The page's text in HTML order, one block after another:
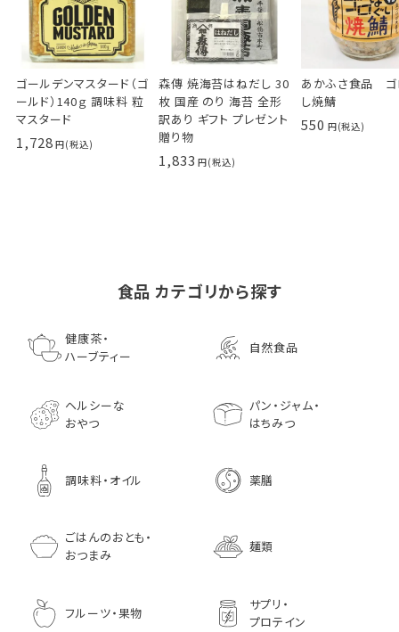
ゴールデンマスタード（ゴ
ールド）140ｇ 調味料 粒
マスタード
1,728
森傳 焼海苔はねだし 30
枚 国産 のり 海苔 全形
訳あり ギフト プレゼント
贈り物
1,833
あかふさ食品 ゴ
し焼鯖
550
ールド）140ｇ 調味料 粒
マスタード
鰹節 食べる削り節
70g× 10袋セット おつま
75g（50袋）
1,296
食品 カテゴリから探す
健康茶・
ハーブティー
自然食品
ヘルシーな
おやつ
パン・ジャム・
はちみつ
調味料・オイル 薬膳
ごはんのおとも・
おつまみ
麺類
フルーツ・果物
サプリ・
プロテイン